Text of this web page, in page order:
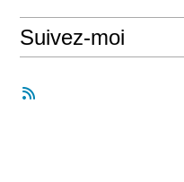
Suivez-moi